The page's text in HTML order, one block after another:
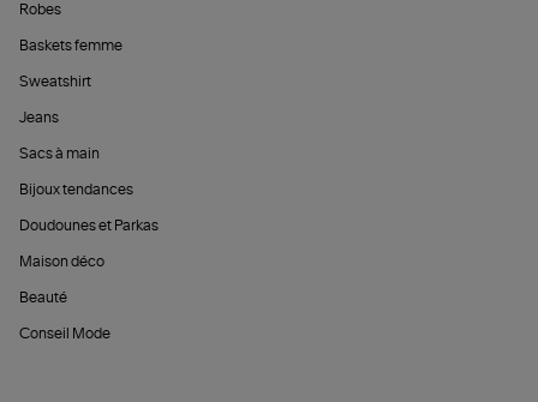
Robes
Baskets femme
Sweatshirt
Jeans
Sacs à main
Bijoux tendances
Doudounes et Parkas
Maison déco
Beauté
Conseil Mode